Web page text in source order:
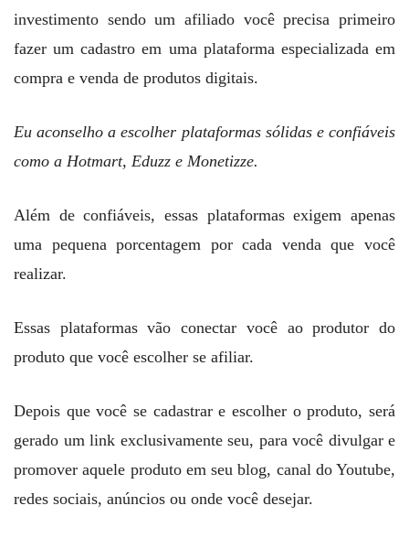
investimento sendo um afiliado você precisa primeiro
fazer um cadastro em uma plataforma especializada em
compra e venda de produtos digitais.
Eu aconselho a escolher plataformas sólidas e confiáveis
como a Hotmart, Eduzz e Monetizze.
Além de confiáveis, essas plataformas exigem apenas
uma pequena porcentagem por cada venda que você
realizar.
Essas plataformas vão conectar você ao produtor do
produto que você escolher se afiliar.
Depois que você se cadastrar e escolher o produto, será
gerado um link exclusivamente seu, para você divulgar e
promover aquele produto em seu blog, canal do Youtube,
redes sociais, anúncios ou onde você desejar.